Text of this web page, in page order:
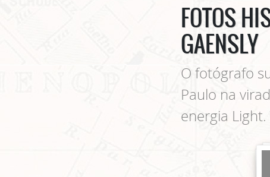
FOTOS
GAENSLY
O fotógrafo
Paulo na
energia